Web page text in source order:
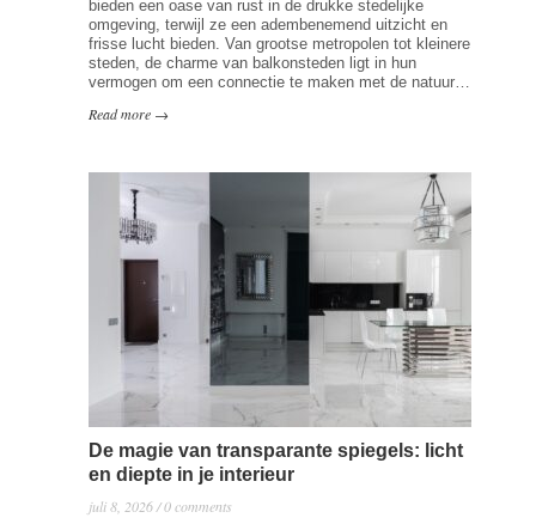
bieden een oase van rust in de drukke stedelijke
omgeving, terwijl ze een adembenemend uitzicht en
frisse lucht bieden. Van grootse metropolen tot kleinere
steden, de charme van balkonsteden ligt in hun
vermogen om een connectie te maken met de natuur…
Read more →
De magie van transparante spiegels: licht
en diepte in je interieur
juli 8, 2026 / 0 comments